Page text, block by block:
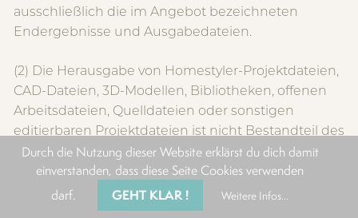
ausschließlich die im Angebot bezeichneten
Endergebnisse und Ausgabedateien.
(2) Die Herausgabe von Homestyler-Projektdateien,
CAD-Dateien, 3D-Modellen, Bibliotheken, offenen
Arbeitsdateien, Quelldateien oder sonstigen
editierbaren Projektdateien ist nicht Bestandteil des
Leistungsumfangs.
(3) Der Auftraggeber erhält die im Angebot
ausdrücklich benannten Ausgabeformate,
Durch die Nutzung dieser Website erklärst du dich damit
einverstanden, dass diese Seite Cookies verwenden
darf.
GEHT KLAR ! Weitere Infos...